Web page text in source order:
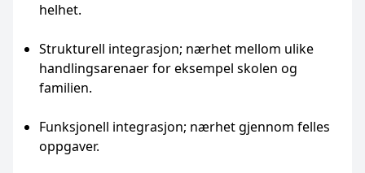
helhet.
Strukturell integrasjon; nærhet mellom ulike
handlingsarenaer for eksempel skolen og
familien.
Funksjonell integrasjon; nærhet gjennom felles
oppgaver.